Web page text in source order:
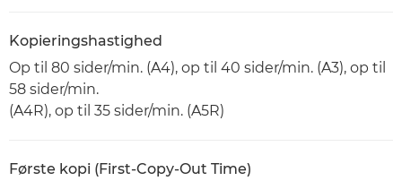
Kopieringshastighed
Op til 80 sider/min. (A4), op til 40 sider/min. (A3), op til
58 sider/min.
(A4R), op til 35 sider/min. (A5R)
Første kopi (First-Copy-Out Time)